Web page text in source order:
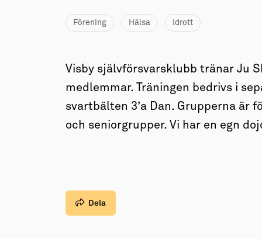
Barn & Familj
Förening Hälsa Idrott
Visby självförsvarsklubb tränar Ju
medlemmar. Träningen bedrivs i
svartbälten 3’a Dan. Grupperna är
och seniorgrupper. Vi har en egn
Dela